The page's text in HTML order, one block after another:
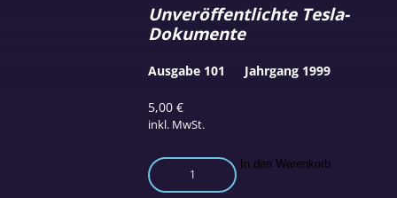
5,00€
inkl. MwSt.
Unveröffentlichte Tesla-
Dokumente
Tesla
als
In den Warenkorb
Ausgabe 101 Jahrgang 1999